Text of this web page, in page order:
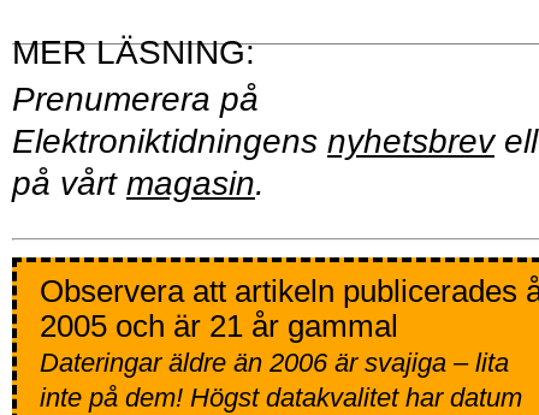
Prenumerera på
Elektroniktidningens nyhetsbrev
på vårt magasin.
Observera att artikeln publicerades
2005 och är 21 år gammal
Dateringar äldre än 2006 är svajiga – lita
inte på dem! Högst datakvalitet har datum